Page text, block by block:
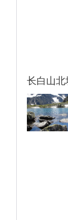
长白山北